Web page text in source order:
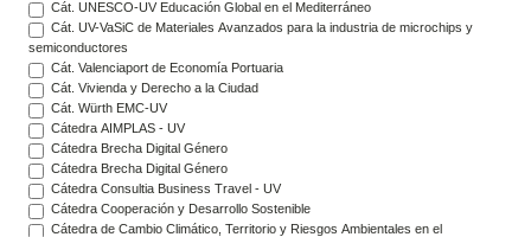
Cát. UNESCO-UV Educación Global en el Mediterráneo
Cát. UV-VaSiC de Materiales Avanzados para la industria de microchips y
semiconductores
Cát. Valenciaport de Economía Portuaria
Cát. Vivienda y Derecho a la Ciudad
Cát. Würth EMC-UV
Cátedra AIMPLAS - UV
Cátedra Brecha Digital Género
Cátedra Brecha Digital Género
Cátedra Consultia Business Travel - UV
Cátedra Cooperación y Desarrollo Sostenible
Cátedra de Cambio Climático, Territorio y Riesgos Ambientales en el